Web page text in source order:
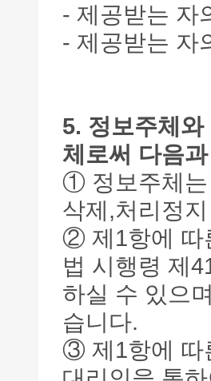
- 제공받는 자
- 제공받는 자
5. 정보주체
체로써 다음
① 정보주체는
삭제,처리정
② 제1항에 따
법 시행령 제
하실 수 있으
습니다.
③ 제1항에 따